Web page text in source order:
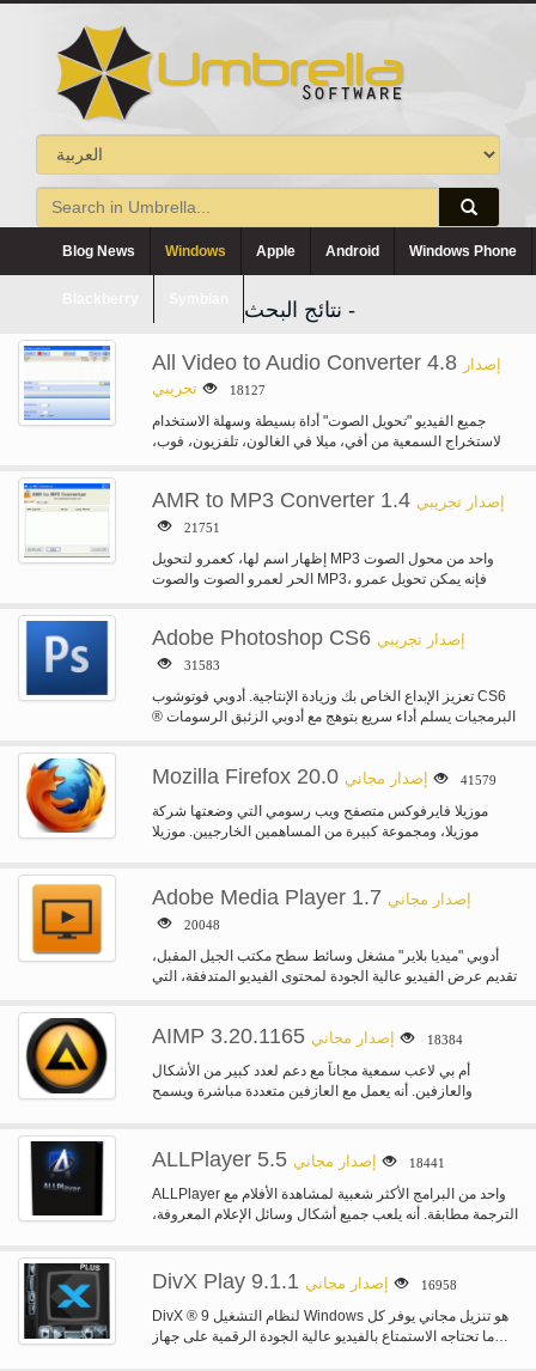
Blog News Windows Apple Android Windows Phone
نتائج البحث -
All Video to Audio Converter 4.8 إصدار
تجريبي
18127
جميع الفيديو "تحويل الصوت" أداة بسيطة وسهلة الاستخدام
لاستخراج السمعية من أفي، ميلا في الغالون، تلفزيون، فوب،
AMR to MP3 Converter 1.4 إصدار تجريبي
21751
إظهار اسم لها، كعمرو لتحويل MP3 واحد من محول الصوت
الحر لعمرو الصوت والصوت MP3، فإنه يمكن تحويل عمرو
Adobe Photoshop CS6 إصدار تجريبي
31583
تعزيز الإبداع الخاص بك وزيادة الإنتاجية. أدوبي فوتوشوب CS6
® البرمجيات يسلم أداء سريع بتوهج مع أدوبي الزئبق الرسومات
Mozilla Firefox 20.0 إصدار مجاني 41579
موزيلا فايرفوكس متصفح ويب رسومي التي وضعتها شركة
موزيلا، ومجموعة كبيرة من المساهمين الخارجيين. موزيلا
Adobe Media Player 1.7 إصدار مجاني
20048
أدوبي "ميديا بلاير" مشغل وسائط سطح مكتب الجيل المقبل،
تقديم عرض الفيديو عالية الجودة لمحتوى الفيديو المتدفقة، التي
AIMP 3.20.1165 إصدار مجاني 18384
أم بي لاعب سمعية مجاناً مع دعم لعدد كبير من الأشكال
والعازفين. أنه يعمل مع العازفين متعددة مباشرة ويسمح
ALLPlayer 5.5 إصدار مجاني 18441
ALLPlayer واحد من البرامج الأكثر شعبية لمشاهدة الأفلام مع
الترجمة مطابقة. أنه يلعب جميع أشكال وسائل الإعلام المعروفة،
DivX Play 9.1.1 إصدار مجاني 16958
DivX ® 9 لنظام التشغيل Windows هو تنزيل مجاني يوفر كل
ما تحتاجه الاستمتاع بالفيديو عالية الجودة الرقمية على جهاز…